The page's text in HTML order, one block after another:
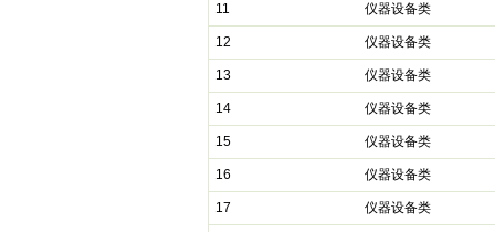
11 仪器设备类
12 仪器设备类
13 仪器设备类
14 仪器设备类
15 仪器设备类
16 仪器设备类
17 仪器设备类